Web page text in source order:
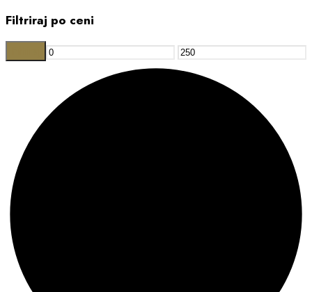
Filtriraj po ceni
Min
Maks
cijena